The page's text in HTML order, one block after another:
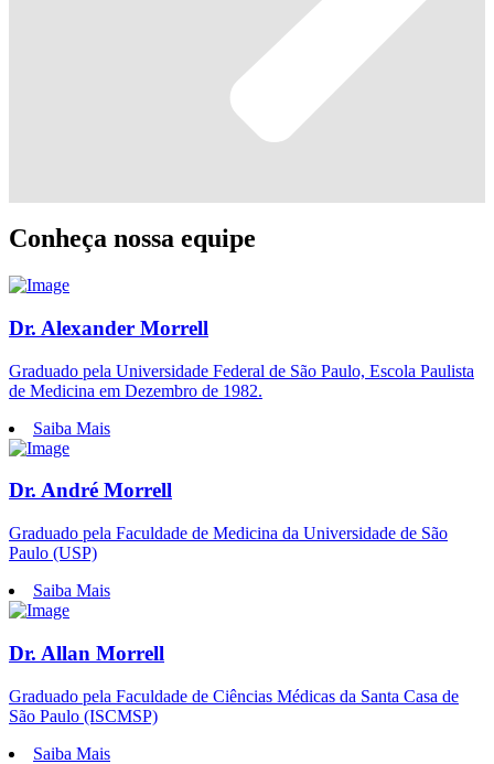
Conheça nossa equipe
Dr. Alexander Morrell
Graduado pela Universidade Federal de São Paulo, Escola Paulista
de Medicina em Dezembro de 1982.
Saiba Mais
Dr. André Morrell
Graduado pela Faculdade de Medicina da Universidade de São
Paulo (USP)
Saiba Mais
Dr. Allan Morrell
Graduado pela Faculdade de Ciências Médicas da Santa Casa de
São Paulo (ISCMSP)
Saiba Mais